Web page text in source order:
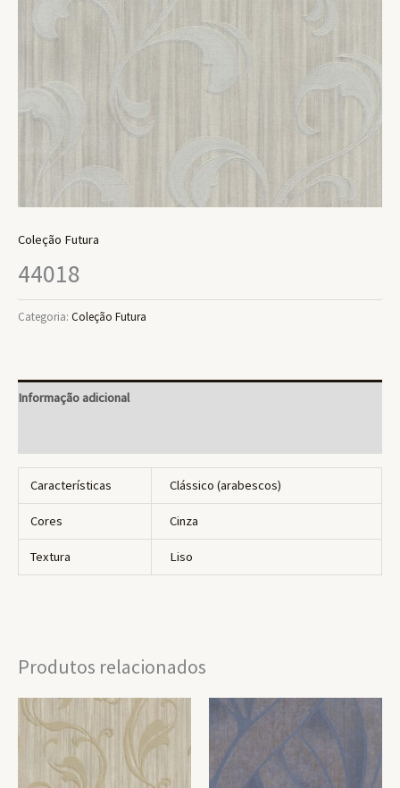
Coleção Futura
44018
Categoria: Coleção Futura
Informação adicional
Características Clássico (arabescos)
Cores Cinza
Textura Liso
Produtos relacionados